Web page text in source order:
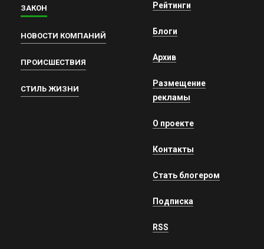
ЗАКОН
НОВОСТИ КОМПАНИЙ
ПРОИСШЕСТВИЯ
СТИЛЬ ЖИЗНИ
Рейтинги
Блоги
Архив
Размещение
рекламы
О проекте
Контакты
Стать блогером
Подписка
RSS